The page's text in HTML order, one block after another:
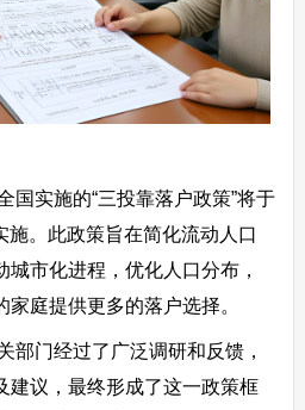
国实施的“三投靠落户政策”将于
施。此政策旨在简化流动人口
市化进程，优化人口分布，
庭提供更多的落户选择。
部门经过了广泛调研和反馈，
建议，最终形成了这一政策框